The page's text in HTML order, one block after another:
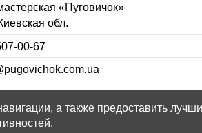
«Пуговичок»
обл.
00-67
а также предоставить